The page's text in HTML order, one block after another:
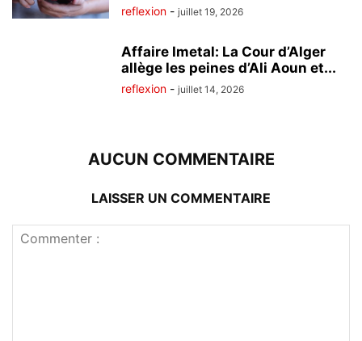
reflexion - juillet 19, 2026
Affaire Imetal: La Cour d’Alger
allège les peines d’Ali Aoun et...
reflexion - juillet 14, 2026
AUCUN COMMENTAIRE
LAISSER UN COMMENTAIRE